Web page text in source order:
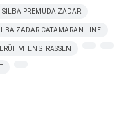
SILBA PREMUDA ZADAR
ZADAR CATAMARAN LINE
STRASSEN